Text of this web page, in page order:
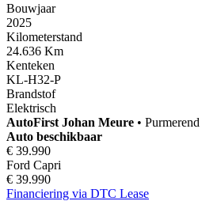
Bouwjaar
2025
Kilometerstand
24.636 Km
Kenteken
KL-H32-P
Brandstof
Elektrisch
AutoFirst Johan Meure • Purmerend
Auto beschikbaar
€ 39.990
Ford Capri
€ 39.990
Financiering via DTC Lease